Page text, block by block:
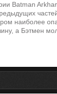
Batman
наиболее
а Бэтмен